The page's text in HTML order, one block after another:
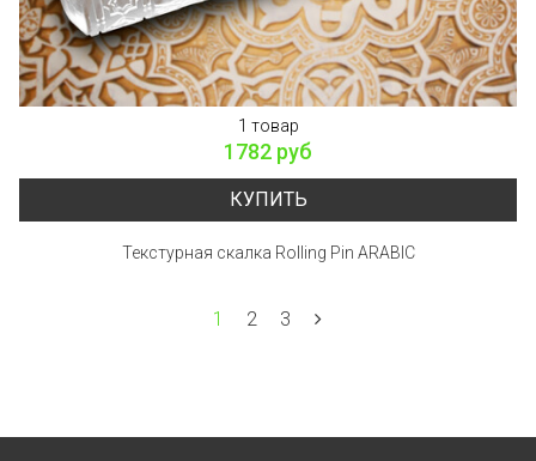
1 товар
1782 руб
КУПИТЬ
Текстурная скалка Rolling Pin ARABIC
1 2 3